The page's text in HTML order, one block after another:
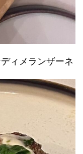
ィメランザーネ